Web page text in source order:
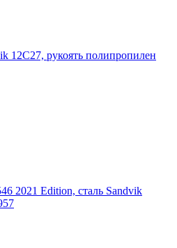
12C27, рукоять полипропилен
2021 Edition, сталь Sandvik